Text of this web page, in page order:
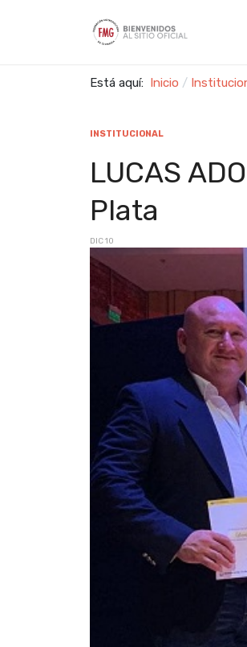
Está aquí: Inicio
INSTITUCIONAL
LUCAS
Plata
DIC 10